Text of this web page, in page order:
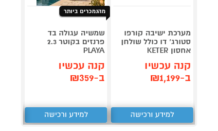
מערכת ישיבה קורפו
סטורג' דו כולל שולחן
אחסון KETER
קנה עכשיו
ב-₪1,199
למידע ורכישה
מהנמכרים ביותר
שמשיה עגולה בד
פרנזים בקוטר 2.3
PLAYA
קנה עכשיו
ב-₪359
למידע ורכישה